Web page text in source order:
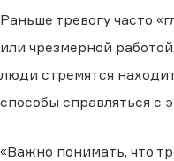
Раньше тревогу часто
или чрезмерной
люди стремятся
способы справляться с
«Важно понимать, что